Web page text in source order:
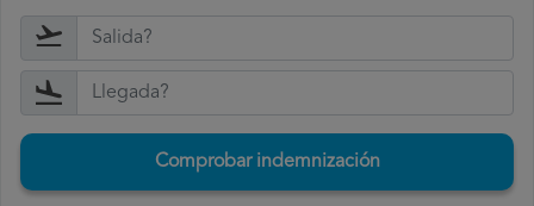
Comprobar indemnización